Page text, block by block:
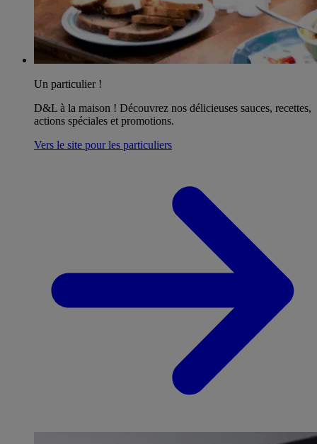
Un particulier !
D&L à la maison ! Découvrez nos délicieuses sauces, recettes,
actions spéciales et promotions.
Vers le site pour les particuliers